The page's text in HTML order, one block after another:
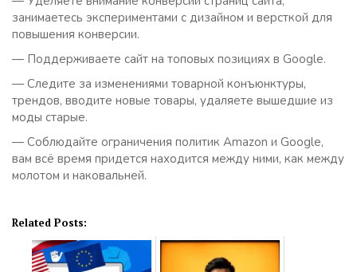
занимаетесь экспериментами с дизайном и версткой для
повышения конверсии.
— Поддерживаете сайт на топовых позициях в Google.
— Следите за изменениями товарной конъюнктуры,
трендов, вводите новые товары, удаляете вышедшие из
моды старые.
— Соблюдайте ограничения политик Amazon и Google,
вам всё время придется находится между ними, как между
молотом и наковальней.
Related Posts: